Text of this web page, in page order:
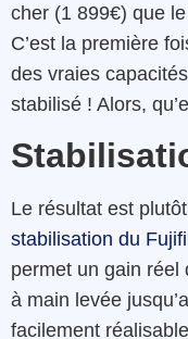
cher (1 899€) que
C’est la première
des vraies
stabilisé ! Alors,
Le résultat est
stabilisation du
permet un gain réel
à main levée
facilement